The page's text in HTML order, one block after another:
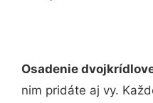
Osadenie
nim pridáte aj vy.